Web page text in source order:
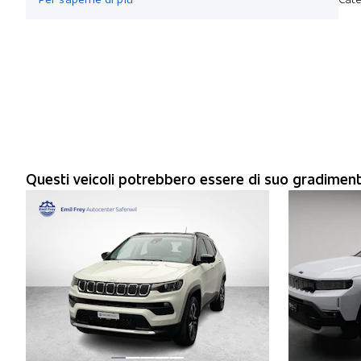
Questi veicoli potrebbero essere di suo